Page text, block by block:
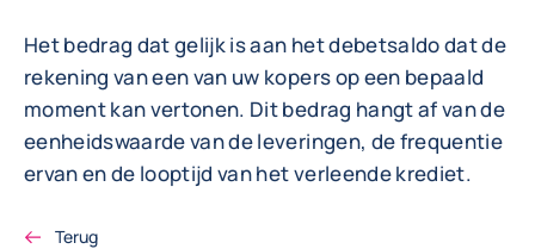
Het bedrag dat gelijk is aan het debetsaldo dat de
rekening van een van uw kopers op een bepaald
moment kan vertonen. Dit bedrag hangt af van de
eenheidswaarde van de leveringen, de frequentie
ervan en de looptijd van het verleende krediet.
Terug